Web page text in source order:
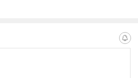
알